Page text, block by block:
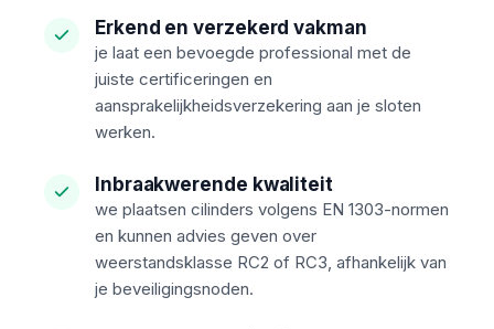
Erkend en verzekerd vakman
je laat een bevoegde professional met de
juiste certificeringen en
aansprakelijkheidsverzekering aan je sloten
werken.
Inbraakwerende kwaliteit
we plaatsen cilinders volgens EN 1303-normen
en kunnen advies geven over
weerstandsklasse RC2 of RC3, afhankelijk van
je beveiligingsnoden.